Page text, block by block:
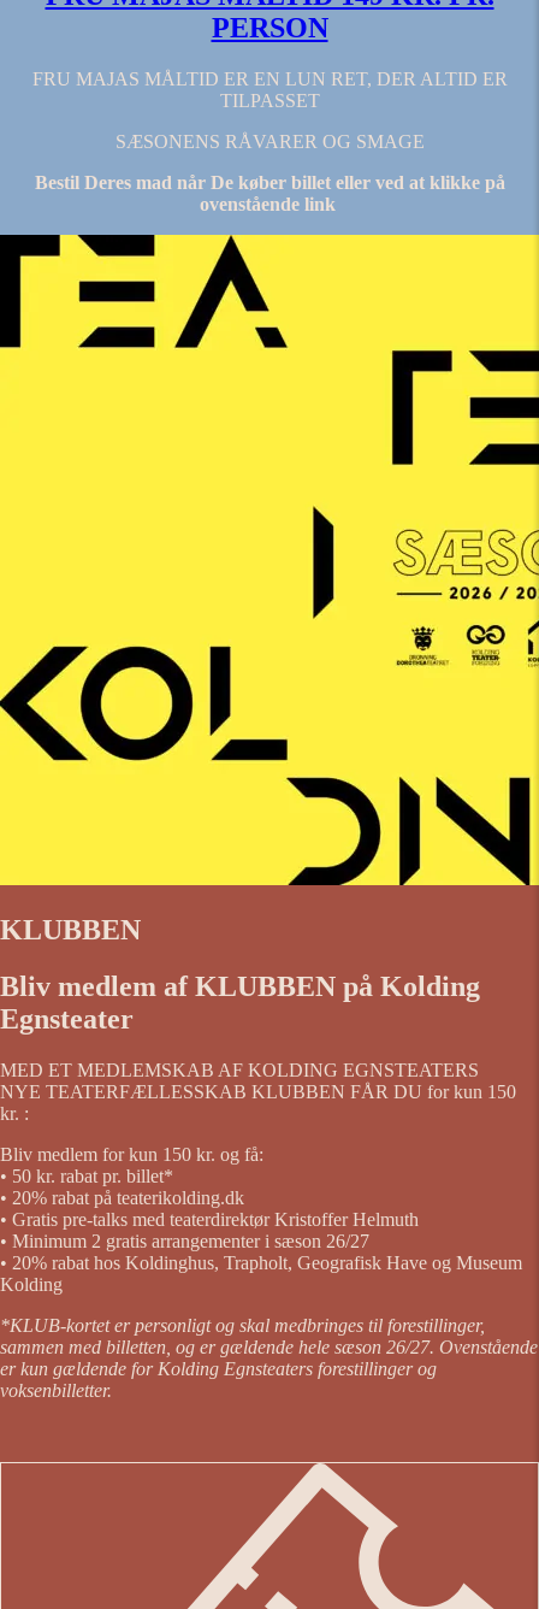
PERSON
FRU MAJAS MÅLTID ER EN LUN RET, DER ALTID ER
TILPASSET
SÆSONENS RÅVARER OG SMAGE
Bestil Deres mad når De køber billet eller ved at klikke på
ovenstående link
KLUBBEN
Bliv medlem af KLUBBEN på Kolding
Egnsteater
MED ET MEDLEMSKAB AF KOLDING EGNSTEATERS
NYE TEATERFÆLLESSKAB KLUBBEN FÅR DU for kun 150
kr. :
Bliv medlem for kun 150 kr. og få:
• 50 kr. rabat pr. billet*
• 20% rabat på teaterikolding.dk
• Gratis pre-talks med teaterdirektør Kristoffer Helmuth
• Minimum 2 gratis arrangementer i sæson 26/27
• 20% rabat hos Koldinghus, Trapholt, Geografisk Have og Museum
Kolding
*KLUB-kortet er personligt og skal medbringes til forestillinger,
sammen med billetten, og er gældende hele sæson 26/27. Ovenstående
er kun gældende for Kolding Egnsteaters forestillinger og
voksenbilletter.